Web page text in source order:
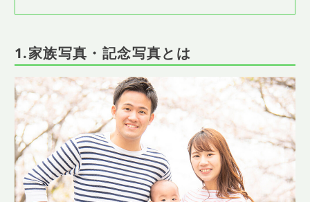
1.家族写真・記念写真とは